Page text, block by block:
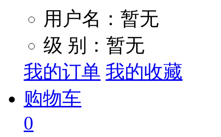
用户名：暂无
级 别：暂无
我的订单 我的收藏
购物车
0